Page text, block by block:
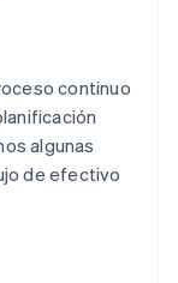
continuo
algunas
de efectivo